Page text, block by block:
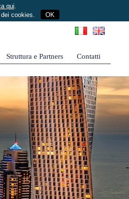
qui.
dei cookies.
OK
Struttura e Partners Contatti